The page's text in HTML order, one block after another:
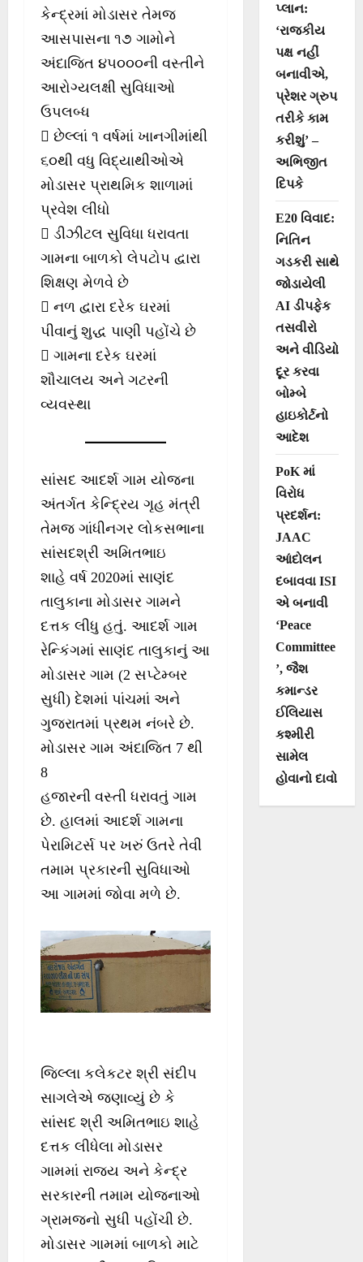
કેન્દ્રમાં મોડાસર તેમજ
આસપાસના ૧૭ ગામોને
અંદાજિત ૪૫૦૦૦ની વસ્તીને
આરોગ્યલક્ષી સુવિધાઓ
ઉપલબ્ધ
 છેલ્લાં ૧ વર્ષમાં ખાનગીમાંથી
૬૦થી વધુ વિદ્યાથીઓએ
મોડાસર પ્રાથમિક શાળામાં
પ્રવેશ લીધો
 ડીઝીટલ સુવિધા ધરાવતા
ગામના બાળકો લેપટોપ દ્વારા
શિક્ષણ મેળવે છે
 નળ દ્વારા દરેક ઘરમાં
પીવાનું શુદ્ધ પાણી પહોંચે છે
 ગામના દરેક ઘરમાં
શૌચાલય અને ગટરની
વ્યવસ્થા
સાંસદ આદર્શ ગામ યોજના
અંતર્ગત કેન્દ્રિય ગૃહ મંત્રી
તેમજ ગાંધીનગર લોકસભાના
સાંસદશ્રી અમિતભાઇ
શાહે વર્ષ 2020માં સાણંદ
તાલુકાના મોડાસર ગામને
દત્તક લીધુ હતું. આદર્શ ગામ
રેન્કિંગમાં સાણંદ તાલુકાનું આ
મોડાસર ગામ (2 સપ્ટેમ્બર
સુધી) દેશમાં પાંચમાં અને
ગુજરાતમાં પ્રથમ નંબરે છે.
મોડાસર ગામ અંદાજિત 7 થી
8
હજારની વસ્તી ધરાવતું ગામ
છે. હાલમાં આદર્શ ગામના
પેરામિટર્સ પર ખરું ઉતરે તેવી
તમામ પ્રકારની સુવિધાઓ
આ ગામમાં જોવા મળે છે.
જિલ્લા કલેકટર શ્રી સંદીપ
સાગલેએ જણાવ્યું છે કે
સાંસદ શ્રી અમિતભાઇ શાહે
દત્તક લીધેલા મોડાસર
ગામમાં રાજ્ય અને કેન્દ્ર
સરકારની તમામ યોજનાઓ
ગ્રામજનો સુધી પહોંચી છે.
મોડાસર ગામમાં બાળકો માટે
પ્લાન:
‘રાજકીય
પક્ષ નહીં
બનાવીએ,
પ્રેશર ગ્રુપ
તરીકે કામ
કરીશું’ –
અભિજીત
દિપકે
E20 વિવાદ:
નિતિન
ગડકરી સાથે
જોડાયેલી
AI ડીપફેક
તસવીરો
અને વીડિયો
દૂર કરવા
બોમ્બે
હાઇકોર્ટનો
આદેશ
PoK માં
વિરોધ
પ્રદર્શન:
JAAC
આંદોલન
દબાવવા ISI
એ બનાવી
‘Peace
Committee
’, જૈશ
કમાન્ડર
ઈલિયાસ
કશ્મીરી
સામેલ
હોવાનો દાવો